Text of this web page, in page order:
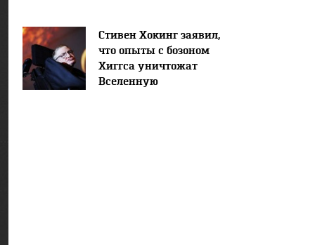
Стивен Хокинг заявил,
что опыты с бозоном
Хиггса уничтожат
Вселенную